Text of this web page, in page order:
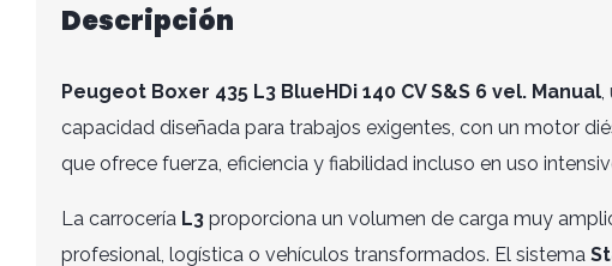
Descripción
Peugeot Boxer 435 L3 BlueHDi 140 CV S&S 6 vel. Manual,
capacidad diseñada para trabajos exigentes, con un motor
que ofrece fuerza, eficiencia y fiabilidad incluso en uso
La carrocería L3proporciona un volumen de carga muy
profesional, logística o vehículos transformados. El sistema